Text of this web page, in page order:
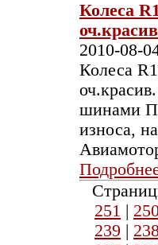
Колеса
2010-08-
Колеса
шинами
износа,
251 |
239 |